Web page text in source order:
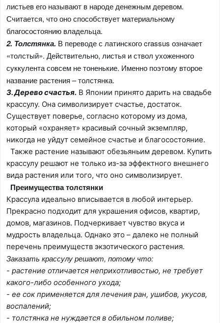
листьев его называют в народе денежным деревом.
Считается, что оно способствует материальному
благосостоянию владельца.
2. Толстянка. В переводе с латинского crassus означает
«толстый». Действительно, листья и ствол ухоженного
суккулента совсем не тоненькие. Именно поэтому второе
название растения – толстянка.
3.Дерево счастья. В Японии принято дарить на свадьбе
крассулу. Она символизирует счастье, достаток.
Существует поверье, согласно которому из дома,
который «охраняет» красивый сочный экземпляр,
никогда не уйдут семейное счастье и благосостояние.
Также растение называют обезьяньим деревом. Купить
крассулу решают не только из-за эффектного внешнего
вида растения или того, что оно символизирует.
Преимущества толстянки
Крассула идеально вписывается в любой интерьер.
Прекрасно подходит для украшения офисов, квартир,
домов, магазинов. Подчеркивает чувство вкуса и
мудрость владельца. Однако это – далеко не полный
перечень преимуществ экзотического растения.
Заказать крассулу решают, потому что:
- растение отличается неприхотливостью, не требует
какого-либо особенного ухода;
- ее сок применяется для лечения ран, ушибов, укусов,
воспалений;
- толстянка не нуждается в обильном поливе;